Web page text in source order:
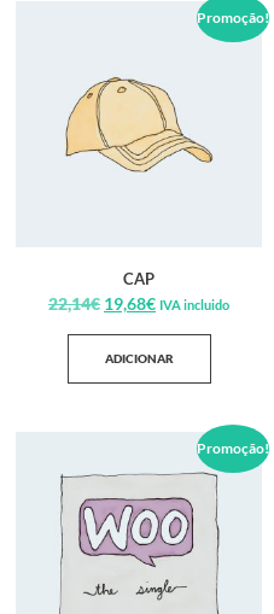
Promoção!
CAP
22,14€ 19,68€ IVA incluido
ADICIONAR
Promoção!